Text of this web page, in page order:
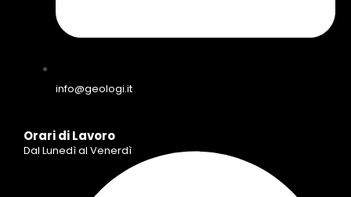
info@geologi.it
Orari di Lavoro
Dal Lunedì al Venerdì